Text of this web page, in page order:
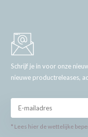
Schrijf je in voor onze
nieuwe productreleases,
* Lees hier de wettelijke